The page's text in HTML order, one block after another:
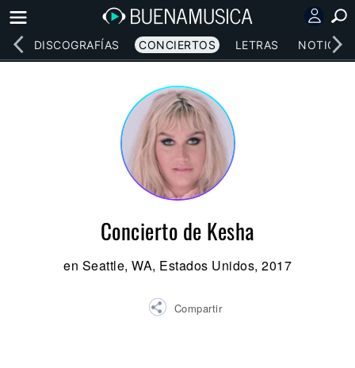
DISCOGRAFÍAS CONCIERTOS LETRAS NOTICIAS
Concierto de Kesha
en Seattle, WA, Estados Unidos, 2017
Compartir